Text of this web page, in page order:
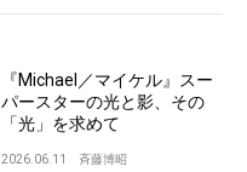
『Michael／マイケル』スー
パースターの光と影、その
「光」を求めて
2026.06.11 斉藤博昭